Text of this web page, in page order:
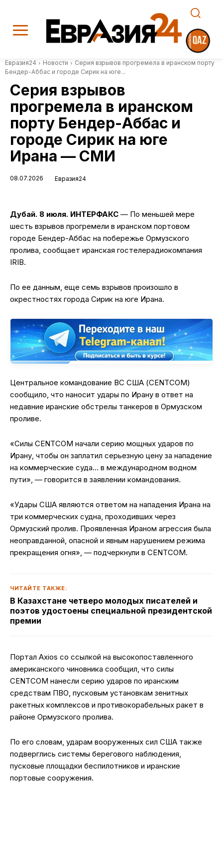
Евразия24 Новости
Серия взрывов прогремела в иранском порту
Бендер-Аббас и городе Сирик на юге...
Серия взрывов
прогремела в иранском
порту Бендер-Аббас и
городе Сирик на юге
Ирана — СМИ
08.07.2026 Евразия24
Дубай. 8 июля. ИНТЕРФАКС — По меньшей мере
шесть взрывов прогремели в иранском портовом
городе Бендер-Аббас на побережье Ормузского
пролива, сообщает иранская гостелерадиокомпания
IRIB.
По ее данным, еще семь взрывов произошло в
окрестностях города Сирик на юге Ирана.
Центральное командование ВС США (CENTCOM)
сообщило, что наносит удары по Ирану в ответ на
недавние иранские обстрелы танкеров в Ормузском
проливе.
«Силы CENTCOM начали серию мощных ударов по
Ирану, чтобы он заплатил серьезную цену за нападение
на коммерческие суда… в международном водном
пути», — говорится в заявлении командования.
«Удары США являются ответом на нападения Ирана на
три коммерческих судна, проходивших через
Ормузский пролив. Проявленная Ираном агрессия была
неоправданной, опасной и явным нарушением режима
прекращения огня», — подчеркнули в CENTCOM.
ЧИТАЙТЕ ТАКЖЕ:
В Казахстане четверо молодых писателей и
поэтов удостоены специальной президентской
премии
Портал Axios со ссылкой на высокопоставленного
американского чиновника сообщил, что силы
CENTCOM нанесли серию ударов по иранским
средствам ПВО, пусковым установкам зенитных
ракетных комплексов и противокорабельных ракет в
районе Ормузского пролива.
По его словам, ударам вооруженных сил США также
подверглись системы берегового наблюдения,
пусковые площадки беспилотников и иранские
портовые сооружения.